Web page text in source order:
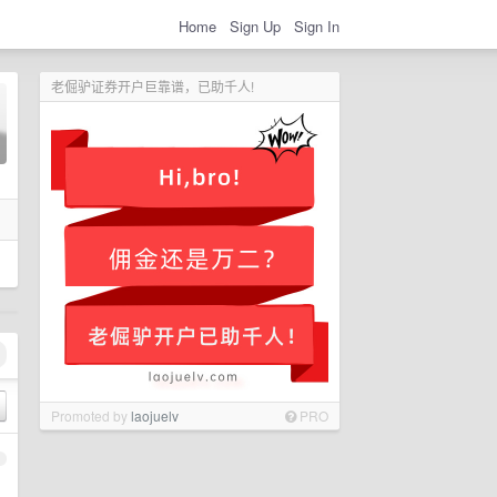
Home Sign Up Sign In
老倔驴证券开户巨靠谱，已助千人!
Promoted bylaojuelv PRO